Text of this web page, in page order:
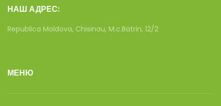
НАШ АДРЕС:
Republica Moldova, Chisinau, M.c.Batrin, 12/2
МЕНЮ